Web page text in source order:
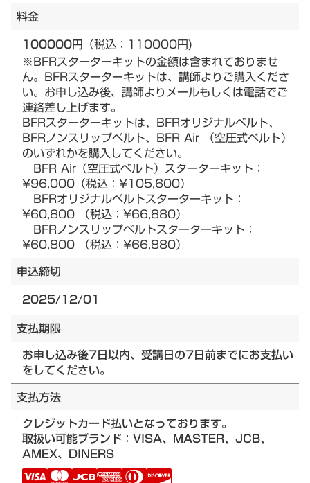
料金
100000円 （税込：110000円)
※BFRスターターキットの金額は含まれておりませ
ん。BFRスターターキットは、講師よりご購入くださ
い。お申し込み後、講師よりメールもしくは電話でご
連絡差し上げます。
BFRスターターキットは、BFRオリジナルベルト、
BFRノンスリップベルト、BFR Air （空圧式ベルト）
のいずれかを購入してください。
BFR Air（空圧式ベルト）スターターキット：
¥96,000（税込：¥105,600）
BFRオリジナルベルトスターターキット：
¥60,800 （税込：¥66,880）
BFRノンスリップベルトスターターキット：
¥60,800 （税込：¥66,880）
申込締切
2025/12/01
支払期限
お申し込み後7日以内、受講日の7日前までにお支払い
をしてください。
支払方法
クレジットカード払いとなっております。
取扱い可能ブランド：VISA、MASTER、JCB、
AMEX、DINERS